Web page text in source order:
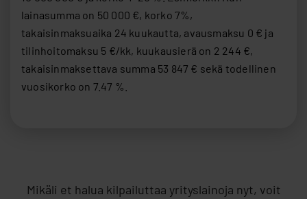
Mikäli et halua kilpailuttaa yrityslainoja nyt, voit